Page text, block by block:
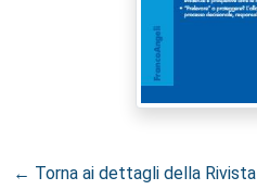
← Torna ai dettagli della Rivista